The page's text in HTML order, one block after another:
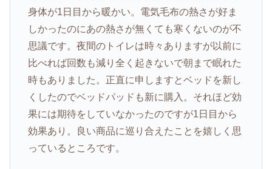
身体が1日目から暖かい。電気毛布の熱さが好ま
しかったのにあの熱さが無くても寒くないのが不
思議です。夜間のトイレは時々ありますが以前に
比べれば回数も減り全く起きないで朝まで眠れた
時もありました。正直に申しますとベッドを新し
くしたのでベッドパッドも新に購入。それほど効
果には期待をしていなかったのですが1日目から
効果あり。良い商品に巡り合えたことを嬉しく思
っているところです。